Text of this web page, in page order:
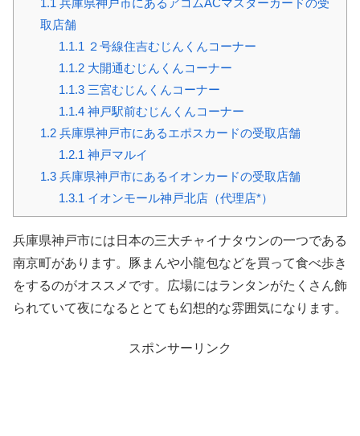
取店舗
1.1.1 ２号線住吉むじんくんコーナー
1.1.2大開通むじんくんコーナー
1.1.3三宮むじんくんコーナー
1.1.4神戸駅前むじんくんコーナー
1.2兵庫県神戸市にあるエポスカードの受取店舗
1.2.1 神戸マルイ
1.3兵庫県神戸市にあるイオンカードの受取店舗
1.3.1 イオンモール神戸北店（代理店*）
兵庫県神戸市には日本の三大チャイナタウンの一つである
南京町があります。豚まんや小龍包などを買って食べ歩き
をするのがオススメです。広場にはランタンがたくさん飾
られていて夜になるととても幻想的な雰囲気になります。
スポンサーリンク